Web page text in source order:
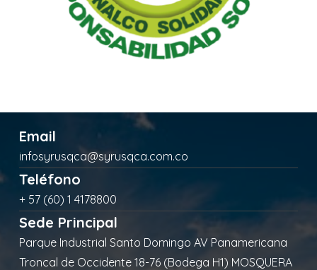
Email
infosyrusqca@syrusqca.com.co
Teléfono
+ 57 (60) 1 4178800
Sede Principal
Parque Industrial Santo Domingo AV Panamericana
Troncal de Occidente 18-76 (Bodega H1) MOSQUERA